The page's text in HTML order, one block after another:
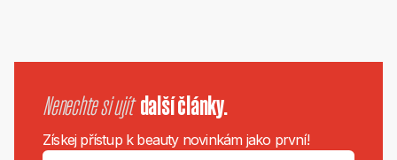
Nenechte si ujít další články.
Získej přístup k beauty novinkám jako první!